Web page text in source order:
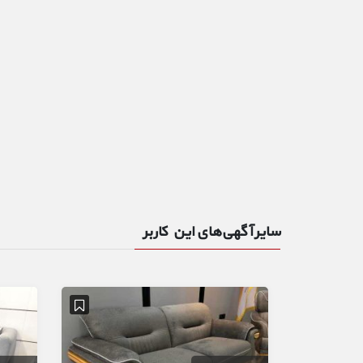
سایر آگهی‌های این کاربر